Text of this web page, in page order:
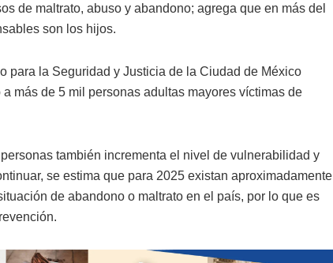
de maltrato, abuso y abandono; agrega que en más del
son los hijos.
para la Seguridad y Justicia de la Ciudad de México
más de 5 mil personas adultas mayores víctimas de
también incrementa el nivel de vulnerabilidad y
se estima que para 2025 existan aproximadamente
de abandono o maltrato en el país, por lo que es